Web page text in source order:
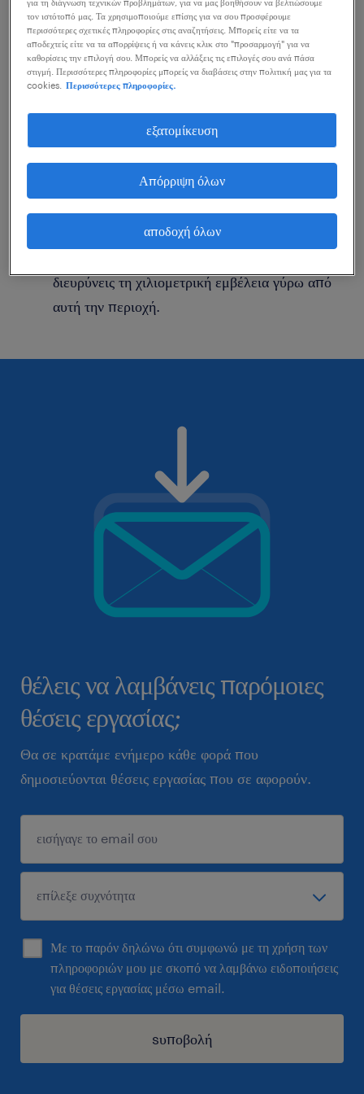
αποτελέσματα. Δες παρακάτω κάποιες από τις
ενέργειες που μπορείς να κάνεις για να σε
βοηθήσουν.
Άλλαξε τον τίτλο θέσης ή τις λέξεις κλειδιά και
έλεγξε την ορθογραφία τους.
Ξεκίνησε μια νέα αναζήτηση αξιοποιώντας τα
φίλτρα των ειδικοτήτων.
Αναζήτησες θέσεις εργασίας για μια
διευρύνεις τη χιλιομετρική εμβέλεια γύρω από
αυτή την περιοχή.
θέλεις να λαμβάνεις παρόμοιες
θέσεις εργασίας;
Θα σε κρατάμε ενήμερο κάθε φορά που
δημοσιεύονται θέσεις εργασίας που σε αφορούν.
Με το παρόν δηλώνω ότι συμφωνώ με τη χρήση των
πληροφοριών μου με σκοπό να λαμβάνω ειδοποιήσεις
για θέσεις εργασίας μέσω email.
sυποβολή
τον ιστότοπό μας. Τα χρησιμοποιούμε επίσης για να σου προσφέρουμε
περισσότερες σχετικές πληροφορίες στις αναζητήσεις. Μπορείς είτε να τα
αποδεχτείς είτε να τα απορρίψεις ή να κάνεις κλικ στο "προσαρμογή" για να
καθορίσεις την επιλογή σου. Μπορείς να αλλάξεις τις επιλογές σου ανά πάσα
στιγμή. Περισσότερες πληροφορίες μπορείς να διαβάσεις στην πολιτική μας για τα
cookies.
Περισσότερες πληροφορίες.
εξατομίκευση
Απόρριψη όλων
αποδοχή όλων